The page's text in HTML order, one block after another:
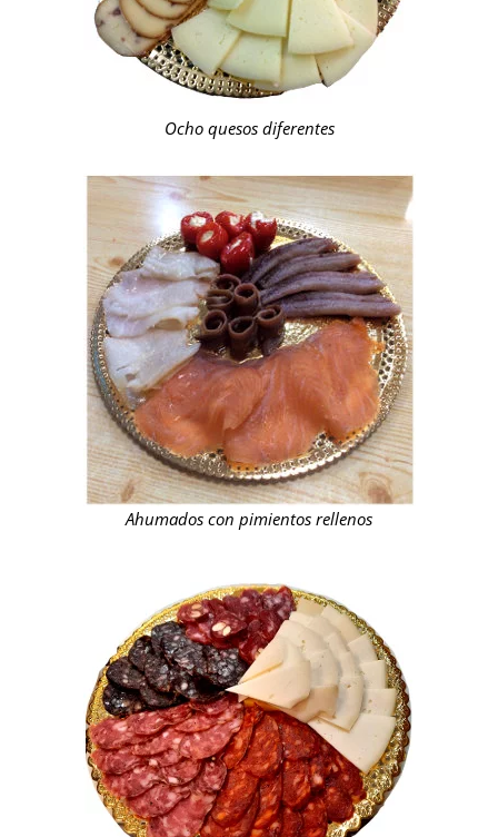
Ocho quesos diferentes
Ahumados con pimientos rellenos